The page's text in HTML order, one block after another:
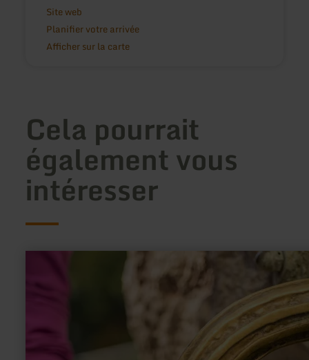
Site web
Planifier votre arrivée
Afficher sur la carte
Cela pourrait
également vous
intéresser
programme
Detectives